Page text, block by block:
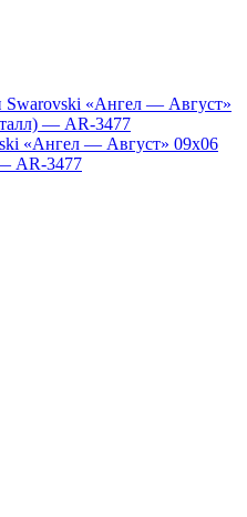
«Ангел — Август» 09х06
AR-3477